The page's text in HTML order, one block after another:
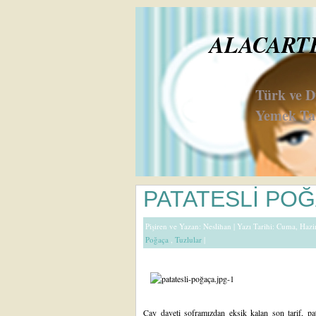
Türk ve
Yemek
PATATESLİ
Pişiren ve Yazan: Neslihan | Yazı Tarihi: Cuma,
Poğaça , Tuzlular |
Çay daveti soframızdan eksik kalan son tarif,